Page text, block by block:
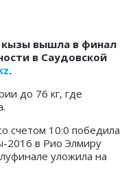
вышла в финал
в Саудовской
.
до 76 кг, где
счетом 10:0 победила
2016 в Рио Элмиру
уложила на